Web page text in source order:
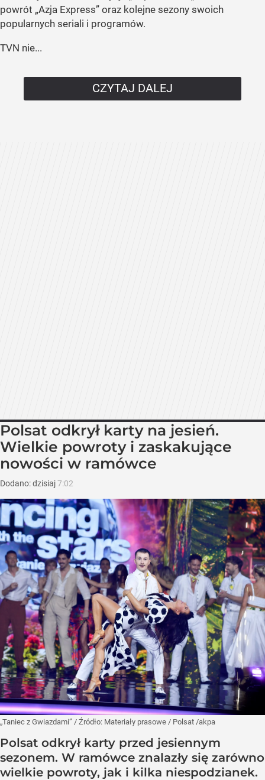
powrót „Azja Express” oraz kolejne sezony swoich
popularnych seriali i programów.
TVN nie...
CZYTAJ DALEJ
Polsat odkrył karty na jesień.
Wielkie powroty i zaskakujące
nowości w ramówce
Dodano:dzisiaj7:02
„Taniec z Gwiazdami” / Źródło: Materiały prasowe / Polsat /akpa
Polsat odkrył karty przed jesiennym
sezonem. W ramówce znalazły się zarówno
wielkie powroty, jak i kilka niespodzianek.